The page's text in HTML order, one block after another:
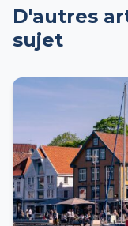
D'autres
sujet